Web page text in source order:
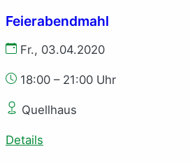
Feierabendmahl
Fr., 03.04.2020
18:00 – 21:00 Uhr
Quellhaus
Details